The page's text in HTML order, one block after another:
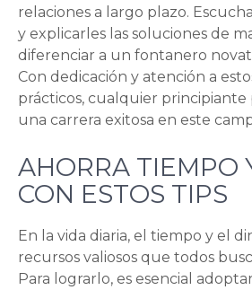
relaciones a largo plazo.
y explicarles las soluciones de
diferenciar a un fontanero
Con dedicación y atención a
prácticos, cualquier
una carrera exitosa en este
AHORRA TIEMPO
CON ESTOS TIPS
En la vida diaria, el tiempo y el
recursos valiosos que todos
Para lograrlo, es esencial